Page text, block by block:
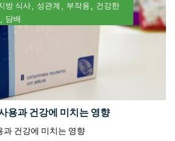
방 식사 성관계 부작용
건강한
담배
용과 건강에 미치는 영향
과 건강에 미치는 영향